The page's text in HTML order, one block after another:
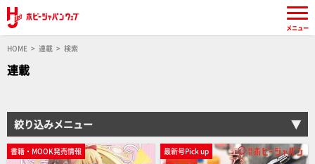
HOME 連載 検索
連載
絞り込みメニュー
書籍・MOOK発売情報 最新号Pick up
メニュー